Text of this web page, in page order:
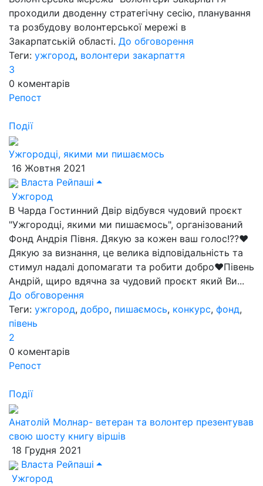
проходили дводенну стратегічну сесію, планування
та розбудову волонтерської мережі в
Закарпатській області. До обговорення
Теги: ужгород, волонтери закарпаття
3
0 коментарів
Репост
Події
Ужгородці, якими ми пишаємось
16 Жовтня 2021
Власта Рейпаші
Ужгород
В Чарда Гостинний Двір відбувся чудовий проєкт
"Ужгородці, якими ми пишаємось", організований
Фонд Андрія Півня. Дякую за кожен ваш голос!??❤
Дякую за визнання, це велика відповідальність та
стимул надалі допомагати та робити добро❤Півень
Андрій, щиро вдячна за чудовий проєкт який Ви...
До обговорення
Теги: ужгород, добро, пишаємось, конкурс, фонд,
півень
2
0 коментарів
Репост
Події
Анатолій Молнар- ветеран та волонтер презентував
свою шосту книгу віршів
18 Грудня 2021
Власта Рейпаші
Ужгород